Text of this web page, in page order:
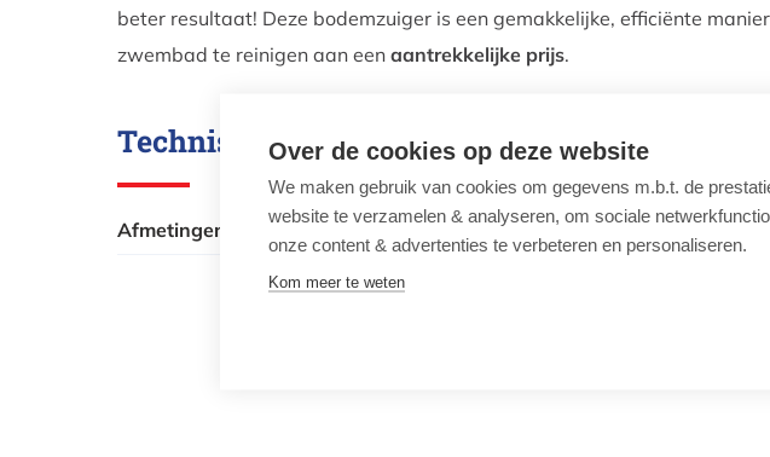
beter resultaat! Deze bodemzuiger is een gemakkelijke, efficiënte
zwembad te reinigen aan een aantrekkelijke prijs.
Technische gegevens
Afmetingen 25 cm x 25 cm
Over de cookies op deze website
We maken gebruik van cookies om gegevens m.b.t. de
website te verzamelen & analyseren, om sociale
onze content & advertenties te verbeteren en personaliseren.
Kom meer te weten